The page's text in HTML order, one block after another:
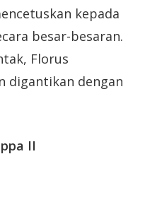
kepada
besar-besaran.
Florus
digantikan dengan
II